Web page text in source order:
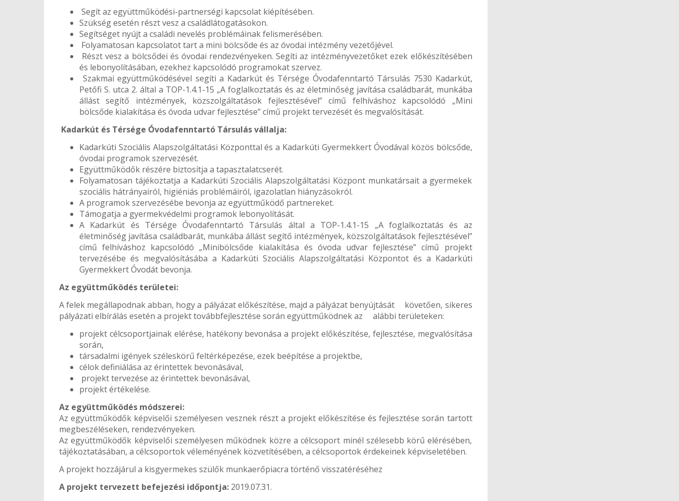
Segít az együttműködési-partnerségi kapcsolat kiépítésében.
Szükség esetén részt vesz a családlátogatásokon.
Segítséget nyújt a családi nevelés problémáinak felismerésében.
Folyamatosan kapcsolatot tart a mini bölcsőde és az óvodai intézmény vezetőjével.
Részt vesz a bölcsődei és óvodai rendezvényeken. Segíti az intézményvezetőket ezek előkészítésében
és lebonyolításában, ezekhez kapcsolódó programokat szervez.
Szakmai együttműködésével segíti a Kadarkút és Térsége Óvodafenntartó Társulás 7530 Kadarkút,
Petőfi S. utca 2. által a TOP-1.4.1-15 „A foglalkoztatás és az életminőség javítása családbarát, munkába
állást segítő intézmények, közszolgáltatások fejlesztésével” című felhíváshoz kapcsolódó „Mini
bölcsőde kialakítása és óvoda udvar fejlesztése” című projekt tervezését és megvalósítását.
Kadarkút és Térsége Óvodafenntartó Társulás vállalja:
Kadarkúti Szociális Alapszolgáltatási Központtal és a Kadarkúti Gyermekkert Óvodával közös bölcsőde,
óvodai programok szervezését.
Együttműködők részére biztosítja a tapasztalatcserét.
Folyamatosan tájékoztatja a Kadarkúti Szociális Alapszolgáltatási Központ munkatársait a gyermekek
szociális hátrányairól, higiéniás problémáiról, igazolatlan hiányzásokról.
A programok szervezésébe bevonja az együttműködő partnereket.
Támogatja a gyermekvédelmi programok lebonyolítását.
A Kadarkút és Térsége Óvodafenntartó Társulás által a TOP-1.4.1-15 „A foglalkoztatás és az
életminőség javítása családbarát, munkába állást segítő intézmények, közszolgáltatások fejlesztésével”
című felhíváshoz kapcsolódó „Minibölcsőde kialakítása és óvoda udvar fejlesztése” című projekt
tervezésébe és megvalósításába a Kadarkúti Szociális Alapszolgáltatási Központot és a Kadarkúti
Gyermekkert Óvodát bevonja.
Az együttműködés területei:
A felek megállapodnak abban, hogy a pályázat előkészítése, majd a pályázat benyújtását követően, sikeres
pályázati elbírálás esetén a projekt továbbfejlesztése során együttműködnek az alábbi területeken:
projekt célcsoportjainak elérése, hatékony bevonása a projekt előkészítése, fejlesztése, megvalósítása
során,
társadalmi igények széleskörű feltérképezése, ezek beépítése a projektbe,
célok definiálása az érintettek bevonásával,
projekt tervezése az érintettek bevonásával,
projekt értékelése.
Az együttműködés módszerei:
Az együttműködők képviselői személyesen vesznek részt a projekt előkészítése és fejlesztése során tartott
megbeszéléseken, rendezvényeken.
Az együttműködők képviselői személyesen működnek közre a célcsoport minél szélesebb körű elérésében,
tájékoztatásában, a célcsoportok véleményének közvetítésében, a célcsoportok érdekeinek képviseletében.
A projekt hozzájárul a kisgyermekes szülők munkaerőpiacra történő visszatéréséhez
A projekt tervezett befejezési időpontja: 2019.07.31.